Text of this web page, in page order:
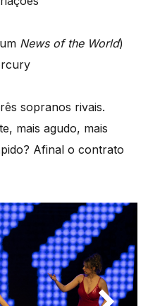
News of the World)
sopranos rivais.
mais agudo, mais
Afinal o contrato